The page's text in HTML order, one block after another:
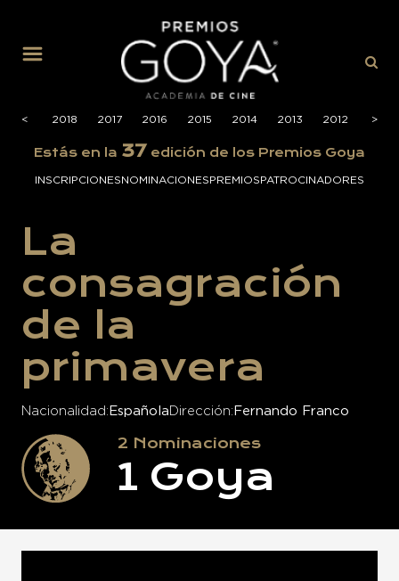
<
<
2019 2018 2017 2016 2015 2014 2013 2012 2011
>
>
Estás en la 37 edición de los Premios Goya
INSCRIPCIONESNOMINACIONESPREMIOSPATROCINADORES
La
consagración
de la
primavera
Nacionalidad Española Dirección Fernando Franco
2 Nominaciones
1 Goya